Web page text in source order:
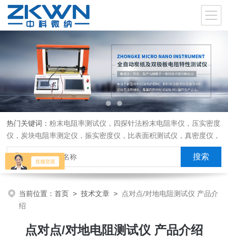
热门关键词：粉末电阻率测试仪，四探针法粉末电阻率仪，压实密度
仪，炭块电阻率测定仪，振实密度仪，比表面积测试仪，真密度仪，
炭块热膨胀仪，炭块透气率仪，炭块二氧化碳反应测定仪
当前位置：首页 >技术文章 > 点对点/对地电阻测试仪 产品介
绍
点对点/对地电阻测试仪 产品介绍